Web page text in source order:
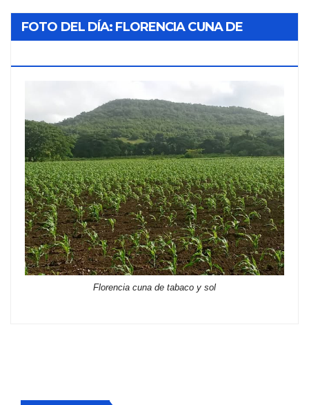
FOTO DEL DÍA: FLORENCIA CUNA DE
Florencia cuna de tabaco y sol